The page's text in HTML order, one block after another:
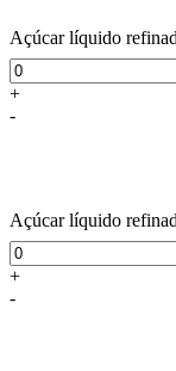
Açúcar líquido
+
-
Açúcar líquido
+
-